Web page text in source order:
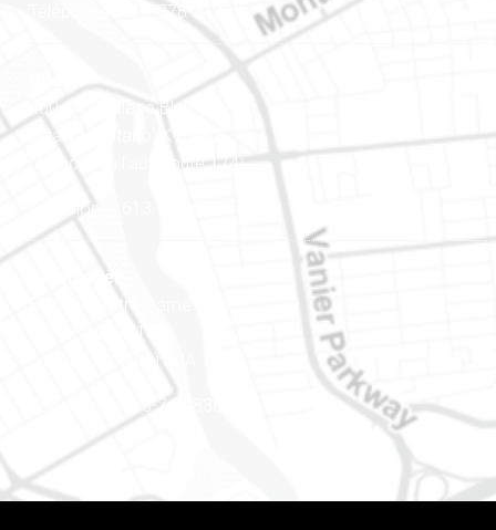
Téléphone : 819-778-2428
400-1420, place Blair Towers
Ottawa (Ontario) K1J 9L8
(Adjacent à l’autoroute 174)
Téléphone : 613-745-8387
Est ontarien
888, rue Notre-Dame
Case postale 101
Embrun (Ontario) K0A 1W1
Téléphone : 613-745-8387